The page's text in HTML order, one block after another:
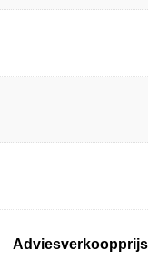
Adviesverkoopprijs